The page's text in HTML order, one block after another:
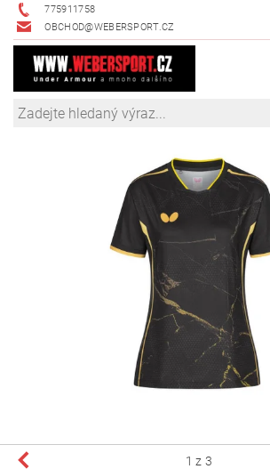
775911758
OBCHOD@WEBERSPORT.CZ
1 z 3